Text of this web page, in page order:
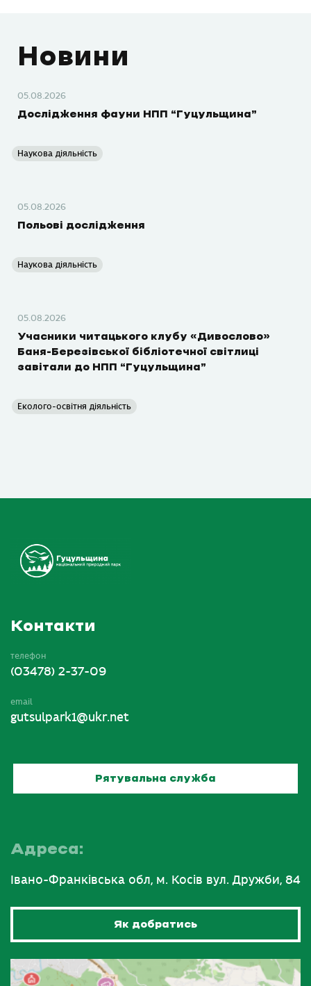
Новини
05.08.2026
Дослідження фауни НПП “Гуцульщина”
Наукова діяльність
05.08.2026
Польові дослідження
Наукова діяльність
05.08.2026
Учасники читацького клубу «Дивослово»
Баня-Березівської бібліотечної світлиці
завітали до НПП “Гуцульщина”
Еколого-освітня діяльність
Контакти
телефон
(03478) 2-37-09
email
gutsulpark1@ukr.net
Рятувальна служба
Адреса:
Івано-Франківська обл, м. Косів вул. Дружби, 84
Як добратись